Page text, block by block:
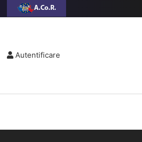
A.Co.R.
Autentificare